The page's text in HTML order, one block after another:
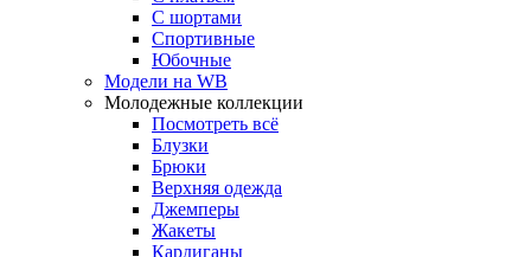
С шортами
Спортивные
Юбочные
Модели на WB
Молодежные коллекции
Посмотреть всё
Блузки
Брюки
Верхняя одежда
Джемперы
Жакеты
Кардиганы